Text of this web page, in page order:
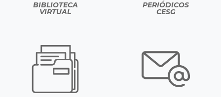
BIBLIOTECA
VIRTUAL
PERIÓDICOS
CESG